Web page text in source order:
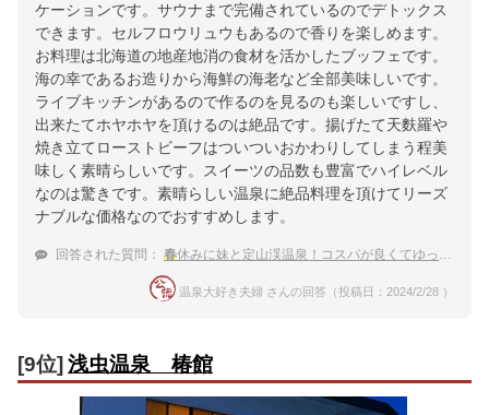
ケーションです。サウナまで完備されているのでデトックス
できます。セルフロウリュウもあるので香りを楽しめます。
お料理は北海道の地産地消の食材を活かしたブッフェです。
海の幸であるお造りから海鮮の海老など全部美味しいです。
ライブキッチンがあるので作るのを見るのも楽しいですし、
出来たてホヤホヤを頂けるのは絶品です。揚げたて天麩羅や
焼き立てローストビーフはついついおかわりしてしまう程美
味しく素晴らしいです。スイーツの品数も豊富でハイレベル
なのは驚きです。素晴らしい温泉に絶品料理を頂けてリーズ
ナブルな価格なのでおすすめします。
回答された質問： 春休みに妹と定山渓温泉！コスパが良くてゆっくりできる温泉宿は？
温泉大好き夫婦 さんの回答（投稿日：2024/2/28 ）
[9位] 浅虫温泉 椿館